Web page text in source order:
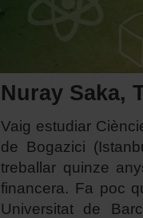
Nuray Saka,
Vaig estudiar
de Bogazici
treballar quinze
financera. Fa poc
Universitat de